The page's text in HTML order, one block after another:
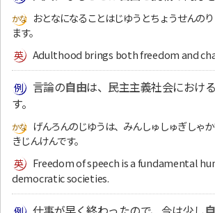
おとなになることはじゆうとちょうせんの
ます。
Adulthood brings both freedom and
言論の自由は、民主主義社会におけ
す。
げんろんのじゆうは、みんしゅしゅぎしゃ
きじんけんです。
Freedom of speech is a fundamental
democratic societies.